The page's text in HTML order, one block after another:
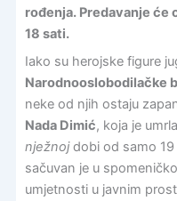
rođenja. Predavanje će
18 sati.
Iako su herojske figure
Narodnooslobodilačke
neke od njih ostaju
Nada Dimić, koja je
nježnojdobi od samo 19
sačuvan je u
umjetnosti u javnim